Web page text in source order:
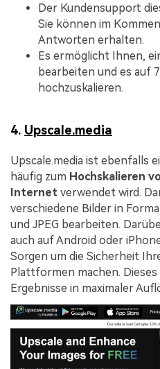
Der Kundensupport
Sie können im
Antworten erhalten.
Es ermöglicht Ihnen,
bearbeiten und es auf
hochzuskalieren.
4. Upscale.media
Upscale.media ist ebenfalls
häufig zum Hochskalieren
Internet verwendet wird.
verschiedene Bilder in
und JPEG bearbeiten.
auch auf Android oder
Sorgen um die Sicherheit
Plattformen machen.
Ergebnisse in maximaler